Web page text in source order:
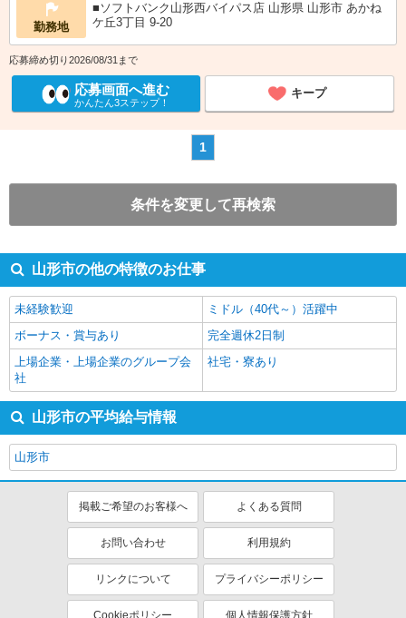
勤務地
■ソフトバンク山形西バイパス店 山形県 山形市 あかね
ケ丘3丁目 9‐20
応募締め切り2026/08/31まで
応募画面へ進む
かんたん3ステップ！
キープ
1
条件を変更して再検索
山形市の他の特徴のお仕事
未経験歓迎
ミドル（40代～）活躍中
ボーナス・賞与あり
完全週休2日制
上場企業・上場企業のグループ会
社
社宅・寮あり
山形市の平均給与情報
山形市
掲載ご希望のお客様へ よくある質問
お問い合わせ 利用規約
リンクについて プライバシーポリシー
Cookieポリシー 個人情報保護方針